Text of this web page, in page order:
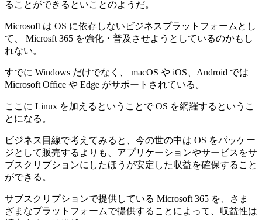
ることができるといことのようだ。
Microsoft は OS に依存しないビジネスプラットフォームとし
て、 Microsft 365 を強化・普及させようとしているのかもし
れない。
すでに Windows だけでなく、 macOS や iOS、Android では
Microsoft Office や Edge がサポートされている。
ここに Linux を加えるということで OS を網羅するというこ
とになる。
ビジネス目線で考えてみると、今の世の中は OS をパッケー
ジとして販売するよりも、アプリケーションやサービスをサ
ブスクリプションにしたほうが安定した収益を確保すること
ができる。
サブスクリプションで提供している Microsoft 365 を、さま
ざまなプラットフォームで提供することによって、収益性は